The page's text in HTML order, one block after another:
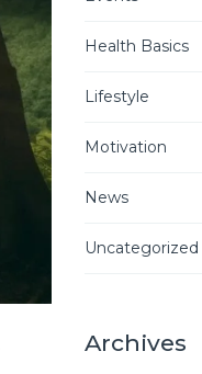
Health Basics
Lifestyle
Motivation
News
Uncategorized
Archives